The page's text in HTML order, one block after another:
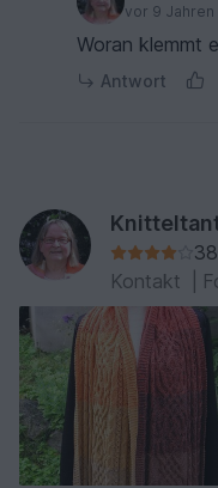
vor 9 Jahren
Woran klemmt
Antwort
Kontakt